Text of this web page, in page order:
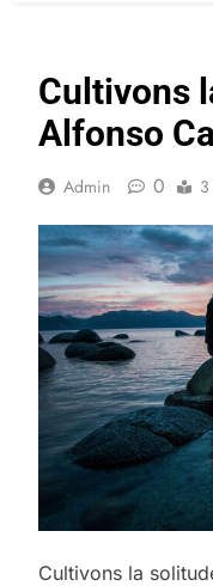
Cultivons
Alfonso
Admin 0
Cultivons la